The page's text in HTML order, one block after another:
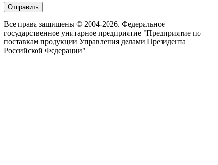
Отправить
Все права защищены © 2004-2026. Федеральное
государственное унитарное предприятие "Предприятие по
поставкам продукции Управления делами Президента
Российской Федерации"